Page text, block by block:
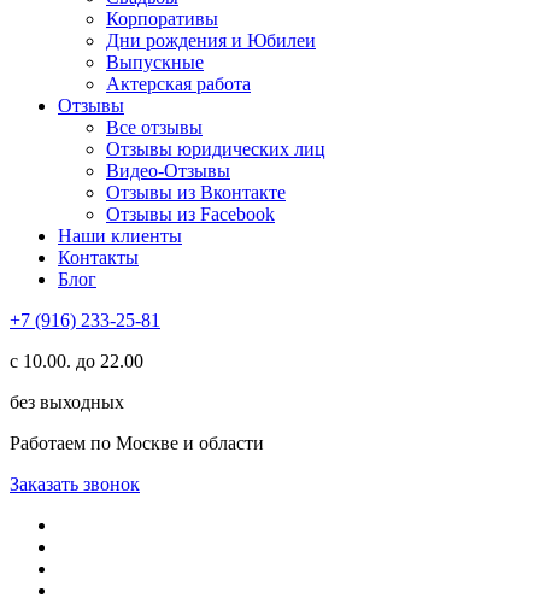
Корпоративы
Дни рождения и Юбилеи
Выпускные
Актерская работа
Отзывы
Все отзывы
Отзывы юридических лиц
Видео-Отзывы
Отзывы из Вконтакте
Отзывы из Facebook
Наши клиенты
Контакты
Блог
+7 (916) 233-25-81
с 10.00. до 22.00
без выходных
Работаем по Москве и области
Заказать звонок